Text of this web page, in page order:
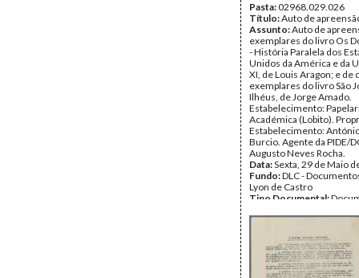
Pasta:02968.029.026
Título:Auto de
Assunto:Auto de
exemplares do livro Os
- História Paralela dos
Unidos da América e da
XI, de Louis Aragon; e de
exemplares do livro São
Ilhéus, de Jorge Amado.
Estabelecimento:
Académica (Lobito).
Estabelecimento:
Burcio. Agente da PIDE/
Augusto Neves Rocha.
Data:Sexta, 29 de Maio
Fundo:DLC -
Lyon de Castro
Tipo Documental: